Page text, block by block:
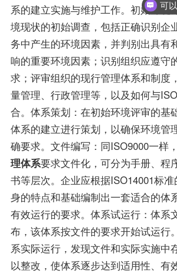
系的建立实施与维护工作。初始环境
境现状的初始调查，包括正确识别企
务中产生的环境因素，并判别出具有
响的重要环境因素；识别组织应遵守
求；评审组织的现行管理体系和制度
量管理、行政管理等，以及如何与
合。体系策划：在初始环境评审的基
体系的建立进行策划，以确保环境管
确要求。文件编写：同ISO9000一样
理体系要求文件化，可分为手册、程
书等层次。企业应根据ISO14001标
身的特点和基础编制出一套适合的体
有效运行的要求。体系试运行：体系
布，该体系按文件的要求开始试运行
系实际运行，发现文件和实际实施中
以整改，使体系逐步达到适用性、有